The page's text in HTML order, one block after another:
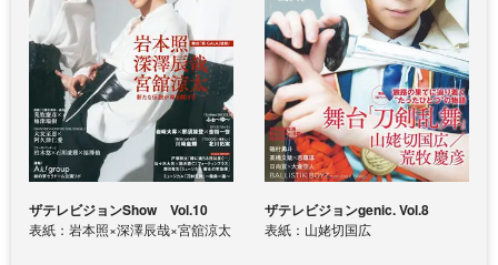
ザテレビジョンShow Vol.10
表紙：岩本照×深澤辰哉×宮舘涼太
ザテレビジョンgenic. Vol.8
表紙：山姥切国広